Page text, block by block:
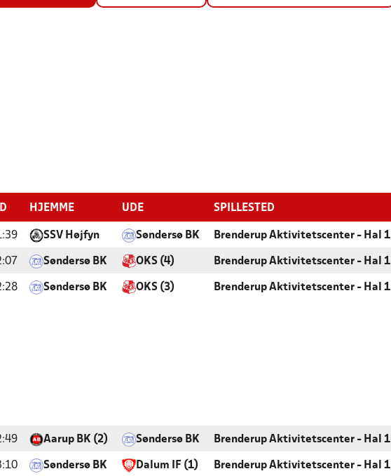
HJEMME UDE SPILLESTED
SSV Højfyn Søndersø BK Brenderup Aktivitetscenter - Hal 1
Søndersø BK OKS (4) Brenderup Aktivitetscenter - Hal 1
Søndersø BK OKS (3) Brenderup Aktivitetscenter - Hal 1
Aarup BK (2) Søndersø BK Brenderup Aktivitetscenter - Hal 1
Søndersø BK Dalum IF (1) Brenderup Aktivitetscenter - Hal 1